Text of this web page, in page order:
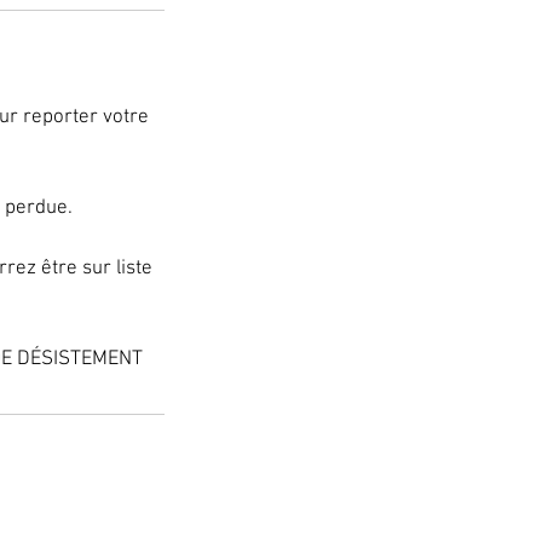
reporter votre
être sur liste
DÉSISTEMENT